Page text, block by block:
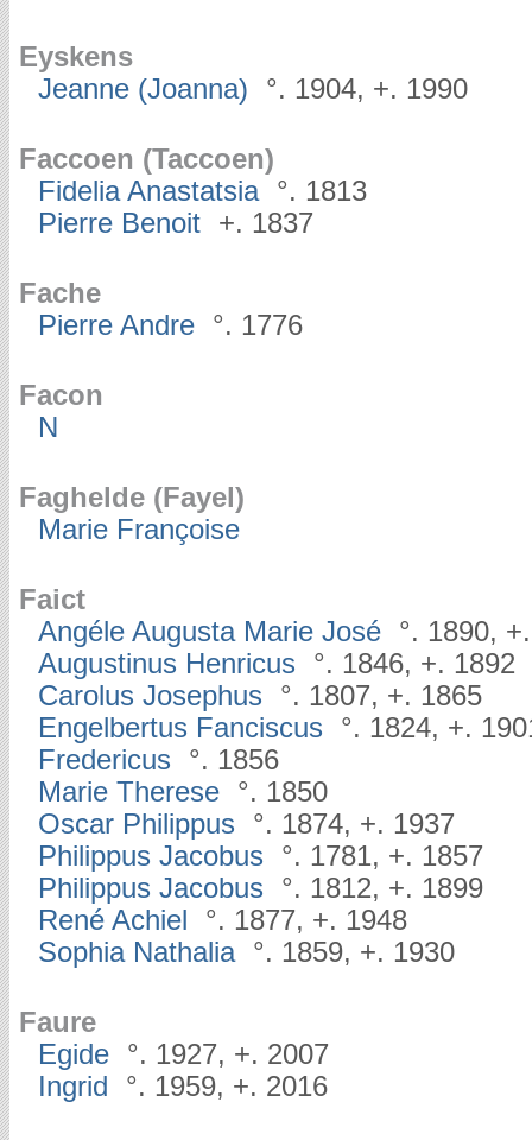
Eyskens
Jeanne (Joanna)
°. 1904, +. 1990
Faccoen (Taccoen)
Fidelia Anastatsia
°. 1813
Pierre Benoit
+. 1837
Fache
Pierre Andre
°. 1776
Facon
N
Faghelde (Fayel)
Marie Françoise
Faict
Angéle Augusta Marie José
°. 1890,
Augustinus Henricus
°. 1846, +. 1892
Carolus Josephus
°. 1807, +. 1865
Engelbertus Fanciscus
°. 1824, +.
Fredericus
°. 1856
Marie Therese
°. 1850
Oscar Philippus
°. 1874, +. 1937
Philippus Jacobus
°. 1781, +. 1857
Philippus Jacobus
°. 1812, +. 1899
René Achiel
°. 1877, +. 1948
Sophia Nathalia
°. 1859, +. 1930
Faure
Egide
°. 1927, +. 2007
Ingrid
°. 1959, +. 2016